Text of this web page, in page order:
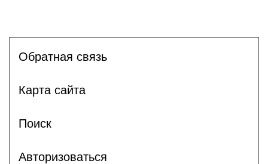
Обратная связь
Карта сайта
Поиск
Авторизоваться